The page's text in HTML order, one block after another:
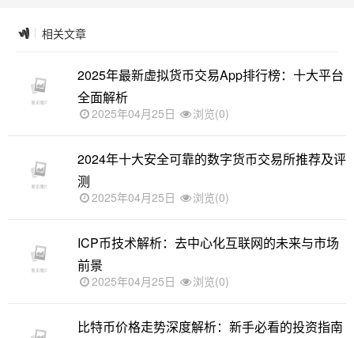
相关文章
2025年最新虚拟货币交易App排行榜：十大平台
全面解析
2025年04月25日 浏览(0)
2024年十大安全可靠的数字货币交易所推荐及评
测
2025年04月25日 浏览(0)
ICP币技术解析：去中心化互联网的未来与市场
前景
2025年04月25日 浏览(0)
比特币价格走势深度解析：新手必看的投资指南